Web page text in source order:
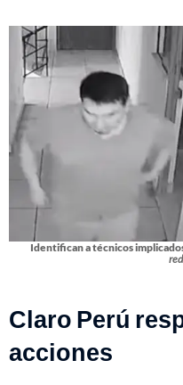
Identifican a técnicos
Claro Perú
acciones